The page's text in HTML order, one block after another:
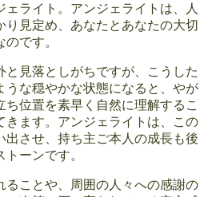
ェライト。アンジェライトは、人
り見定め、あなたとあなたの大切
です。
と見落としがちですが、こうした
うな穏やかな状態になると、やが
位置を素早く自然に理解するこ
きます。アンジェライトは、この
出させ、持ち主ご本人の成長も後
ーンです。
ることや、周囲の人々への感謝の